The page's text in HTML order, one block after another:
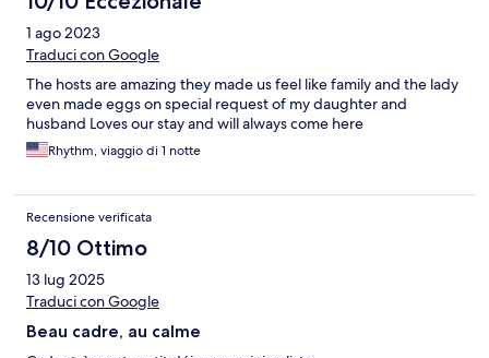
1 ago 2023
Traduci con Google
The hosts are amazing they made us feel like family and the lady
even made eggs on special request of my daughter and
husband Loves our stay and will always come here
Rhythm, viaggio di 1 notte
Recensione verificata
8/10 Ottimo
13 lug 2025
Traduci con Google
Beau cadre, au calme